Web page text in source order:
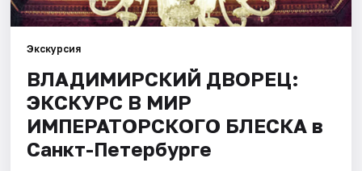
События
Города
Площадки
Артисты
Экскурсия
ВЛАДИМИРСКИЙ ДВОРЕЦ:
ЭКСКУРС В МИР
ИМПЕРАТОРСКОГО БЛЕСКА в
Санкт-Петербурге